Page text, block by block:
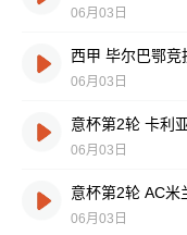
06月03日
西甲 毕尔巴鄂竞
06月03日
意杯第2轮 卡利
06月03日
意杯第2轮 AC米
06月03日